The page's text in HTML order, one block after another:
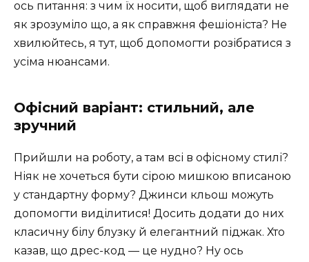
ось питання: з чим їх носити, щоб виглядати не
як зрозуміло що, а як справжня фешіоніста? Не
хвилюйтесь, я тут, щоб допомогти розібратися з
усіма нюансами.
Офісний варіант: стильний, але
зручний
Прийшли на роботу, а там всі в офісному стилі?
Ніяк не хочеться бути сірою мишкою вписаною
у стандартну форму? Джинси кльош можуть
допомогти виділитися! Досить додати до них
класичну білу блузку й елегантний піджак. Хто
казав, що дрес-код — це нудно? Ну ось